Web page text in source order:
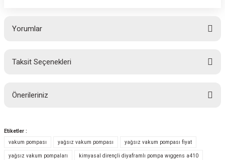
Yorumlar
Taksit Seçenekleri
Önerileriniz
yetersiz gördüğünüz noktaları öneri formunu kullanarak tarafımıza
iletebilirsiniz.
Görüş ve önerileriniz için teşekkür ederiz.
Etiketler :
vakum pompası
yağsız vakum pompası
yağsız vakum pompası fiyat
yağsız vakum pompaları
kimyasal dirençli diyaframlı pompa wıggens a410